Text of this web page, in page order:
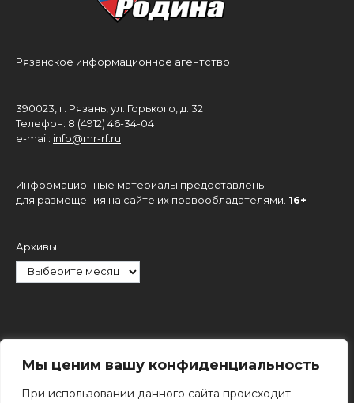
Мы ценим вашу конфиденциальность
При использовании данного сайта происходит
Рязанское информационное агентство
390023, г. Рязань, ул. Горького, д. 32
Телефон: 8 (4912) 46-34-04
e-mail: info@mr-rf.ru
Информационные материалы предоставлены
для размещения на сайте их правообладателями. 16+
Архивы